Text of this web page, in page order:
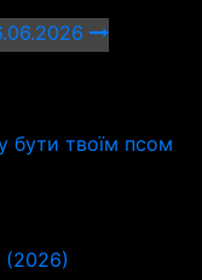
твоїм псом
(2026)